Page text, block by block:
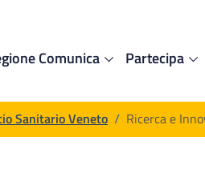
Comunica Partecipa
Sanitario Veneto / Ricerca e